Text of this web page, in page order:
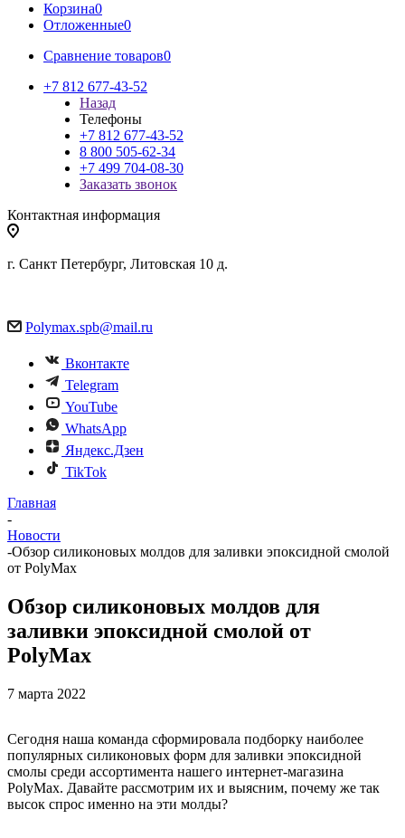
Корзина0
Отложенные0
Сравнение товаров0
+7 812 677-43-52
Назад
Телефоны
+7 812 677-43-52
8 800 505-62-34
+7 499 704-08-30
Заказать звонок
Контактная информация
г. Санкт Петербург, Литовская 10 д.
Polymax.spb@mail.ru
Вконтакте
Telegram
YouTube
WhatsApp
Яндекс.Дзен
TikTok
Главная
-
Новости
-Обзор силиконовых молдов для заливки эпоксидной смолой
от PolyMax
Обзор силиконовых молдов для
заливки эпоксидной смолой от
PolyMax
7 марта 2022
Сегодня наша команда сформировала подборку наиболее
популярных силиконовых форм для заливки эпоксидной
смолы среди ассортимента нашего интернет-магазина
PolyMax. Давайте рассмотрим их и выясним, почему же так
высок спрос именно на эти молды?